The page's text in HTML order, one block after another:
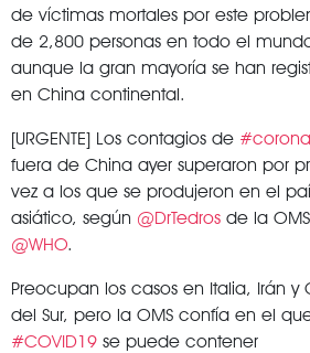
de víctimas mortales por este
de 2,800 personas en todo el
aunque la gran mayoría se han
en China continental.
[URGENTE] Los contagios de
fuera de China ayer superaron por
vez a los que se produjeron en el
asiático, según @DrTedros de la OMS
@WHO.
Preocupan los casos en Italia, Irán y
del Sur, pero la OMS confía en el
#COVID19 se puede contener